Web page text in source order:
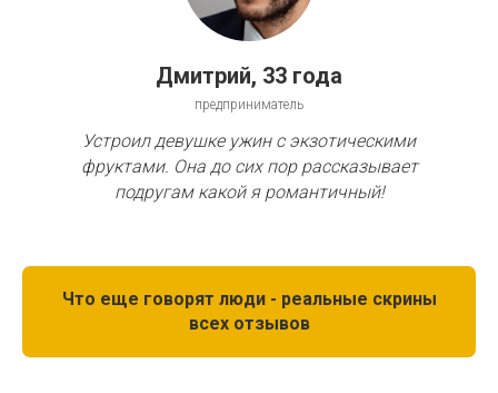
Дмитрий, 33 года
предприниматель
Устроил девушке ужин с экзотическими
фруктами. Она до сих пор рассказывает
подругам какой я романтичный!
Что еще говорят люди - реальные скрины
всех отзывов